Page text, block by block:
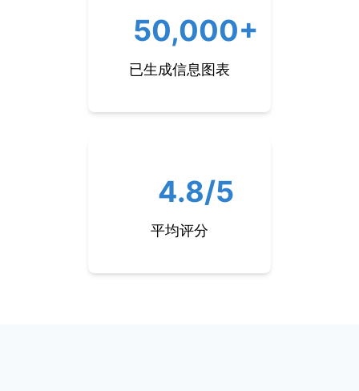
50,000+
已生成信息图表
4.8/5
平均评分